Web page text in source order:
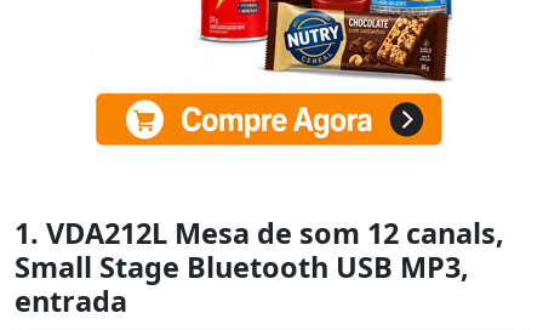
1. VDA212L Mesa de som 12 canals,
Small Stage Bluetooth USB MP3,
entrada